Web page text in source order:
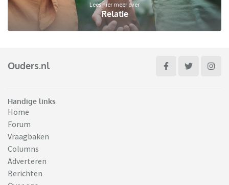
Lees hier meer over
Relatie
Ouders.nl
Handige links
Home
Forum
Vraagbaken
Columns
Adverteren
Berichten